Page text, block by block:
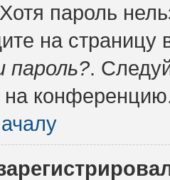
пароль
на
пароль?.
на